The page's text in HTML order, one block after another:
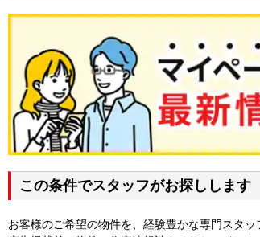
この条件でスタッフがお探しします
お客様のご希望の物件を、経験豊かな専門スタ